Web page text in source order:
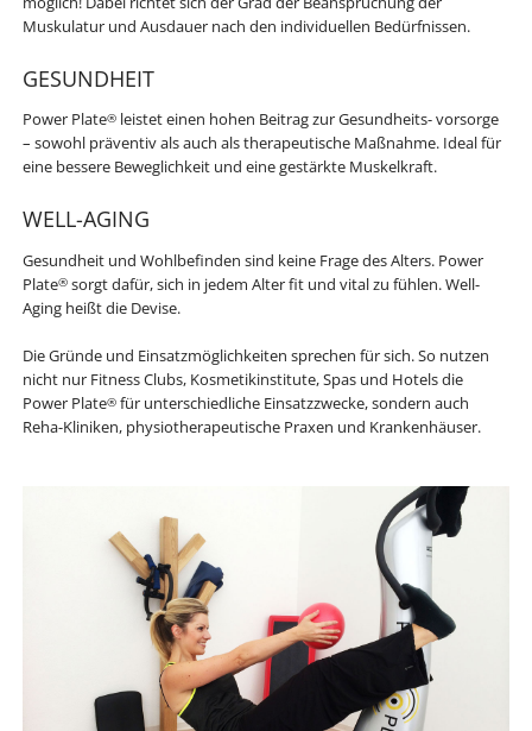
Muskulatur und Ausdauer nach den individuellen Bedürfnissen.
GESUNDHEIT
Power Plate®leistet einen hohen Beitrag zur Gesundheits- vorsorge
– sowohl präventiv als auch als therapeutische Maßnahme. Ideal für
eine bessere Beweglichkeit und eine gestärkte Muskelkraft.
WELL-AGING
Gesundheit und Wohlbefinden sind keine Frage des Alters. Power
Plate®sorgt dafür, sich in jedem Alter fit und vital zu fühlen. Well-
Aging heißt die Devise.
Die Gründe und Einsatzmöglichkeiten sprechen für sich. So nutzen
nicht nur Fitness Clubs, Kosmetikinstitute, Spas und Hotels die
Power Plate®für unterschiedliche Einsatzzwecke, sondern auch
Reha-Kliniken, physiotherapeutische Praxen und Krankenhäuser.